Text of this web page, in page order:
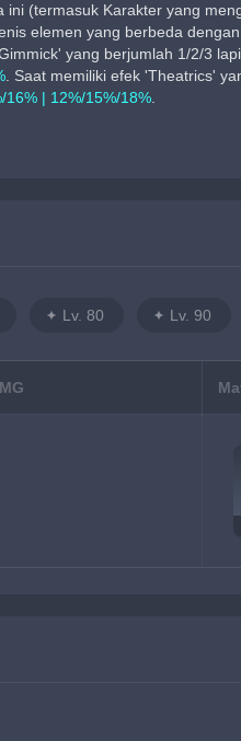
(termasuk Karakter yang
elemen yang berbeda
yang berjumlah 1/2/3
. Saat memiliki efek 'Theatrics'
16% | 12%/15%/18%
Lv. 80 Lv. 90